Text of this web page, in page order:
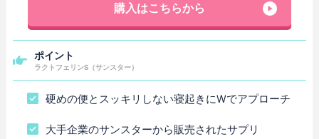
購入はこちらから
ポイント
ラクトフェリンS（サンスター）
硬めの便とスッキリしない寝起きにWでアプローチ
大手企業のサンスターから販売されたサプリ